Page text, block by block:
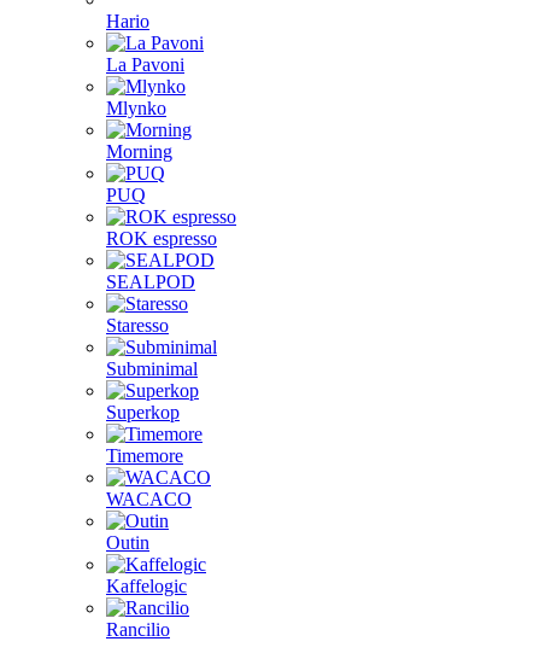
Hario
La Pavoni
Mlynko
Morning
PUQ
ROK espresso
SEALPOD
Staresso
Subminimal
Superkop
Timemore
WACACO
Outin
Kaffelogic
Rancilio